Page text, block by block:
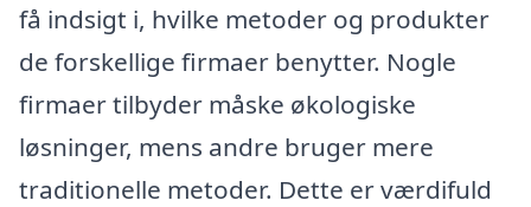
få indsigt i, hvilke metoder og produkter
de forskellige firmaer benytter. Nogle
firmaer tilbyder måske økologiske
løsninger, mens andre bruger mere
traditionelle metoder. Dette er værdifuld